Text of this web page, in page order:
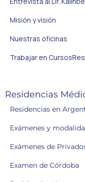
Misión y visión
Nuestras oficinas
Trabajar en
Residencias
Residencias en
Exámenes y
Exámenes de
Examen de Córdoba